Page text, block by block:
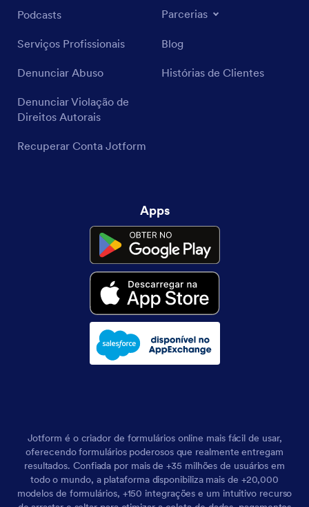
Podcasts
Serviços Profissionais
Denunciar Abuso
Denunciar Violação de
Direitos Autorais
Recuperar Conta Jotform
Parcerias
Blog
Histórias de Clientes
Apps
Jotform é o criador de formulários online mais fácil de usar,
oferecendo formulários poderosos que realmente entregam
resultados. Confiada por mais de +35 milhões de usuários em
todo o mundo, a plataforma disponibiliza mais de +20,000
modelos de formulários, +150 integrações e um intuitivo recurso